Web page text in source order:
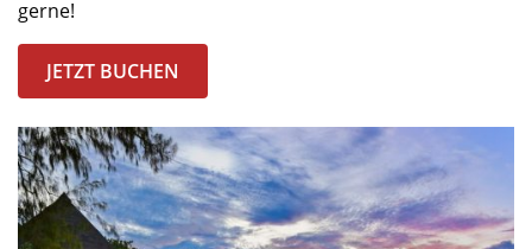
gerne!
JETZT BUCHEN